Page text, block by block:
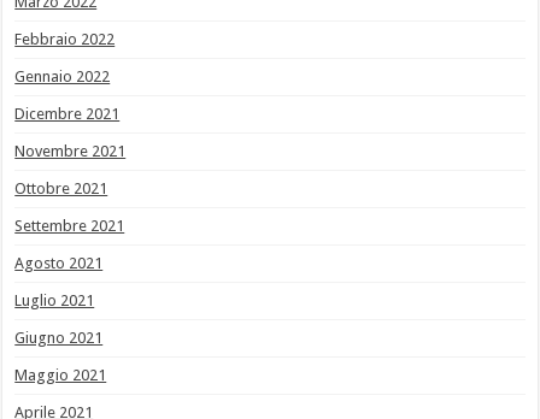
Febbraio 2022
Gennaio 2022
Dicembre 2021
Novembre 2021
Ottobre 2021
Settembre 2021
Agosto 2021
Luglio 2021
Giugno 2021
Maggio 2021
Aprile 2021